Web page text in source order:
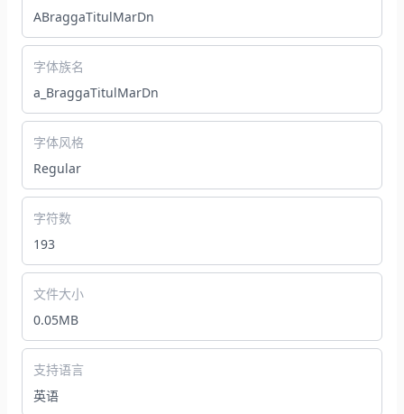
ABraggaTitulMarDn
字体族名
a_BraggaTitulMarDn
字体风格
Regular
字符数
193
文件大小
0.05MB
支持语言
英语